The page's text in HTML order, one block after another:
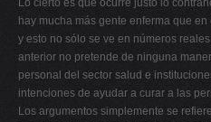
Lo cierto es que ocurre justo lo
hay mucha más gente enferma que
y esto no sólo se ve en números
anterior no pretende de ninguna
personal del sector salud e
intenciones de ayudar a curar a las
Los argumentos simplemente se